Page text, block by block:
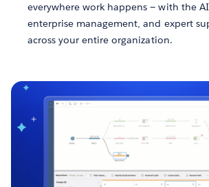
everywhere work happens — with the
enterprise management, and expert
across your entire organization.